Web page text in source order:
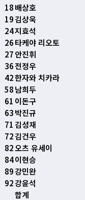
18배상호
19김상욱
24지효석
26타케야 리오토
27안진휘
36전정우
42한자와 치카라
58남희두
61 이돈구
63박진규
71 김성재
72김건우
82오츠 유세이
84이현승
89강민완
92강윤석
합계